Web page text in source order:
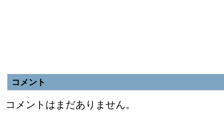
コメント
コメントはまだありません。